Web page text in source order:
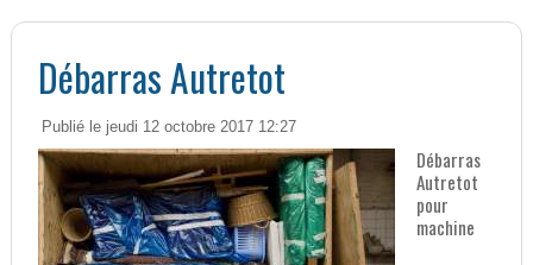
Débarras Autretot
Publié le jeudi 12 octobre 2017 12:27
Débarras
Autretot
pour
machine